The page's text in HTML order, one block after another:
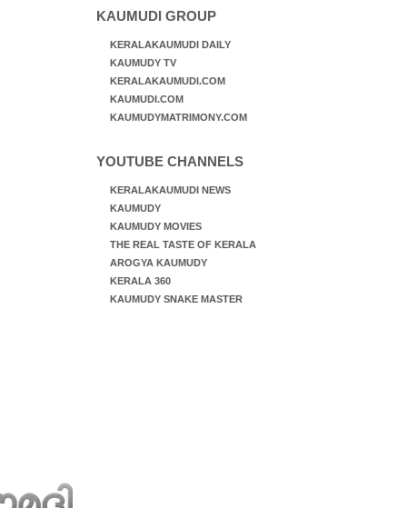
KAUMUDI GROUP
KERALAKAUMUDI DAILY
KAUMUDY TV
KERALAKAUMUDI.COM
KAUMUDI.COM
KAUMUDYMATRIMONY.COM
YOUTUBE CHANNELS
KERALAKAUMUDI NEWS
KAUMUDY
KAUMUDY MOVIES
THE REAL TASTE OF KERALA
AROGYA KAUMUDY
KERALA 360
KAUMUDY SNAKE MASTER